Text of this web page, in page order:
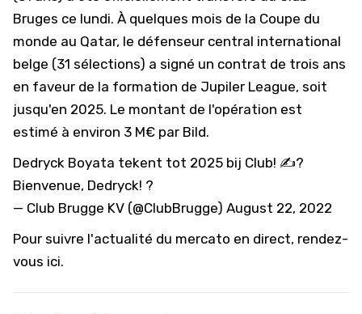
Bruges ce lundi. À quelques mois de la Coupe du
monde au Qatar, le défenseur central international
belge (31 sélections) a signé un contrat de trois ans
en faveur de la formation de Jupiler League, soit
jusqu'en 2025. Le montant de l'opération est
estimé à environ 3 M€ par Bild.
Dedryck Boyata tekent tot 2025 bij Club! ✍?
Bienvenue, Dedryck! ?
— Club Brugge KV (@ClubBrugge) August 22, 2022
Pour suivre l'actualité du mercato en direct, rendez-
vous ici.